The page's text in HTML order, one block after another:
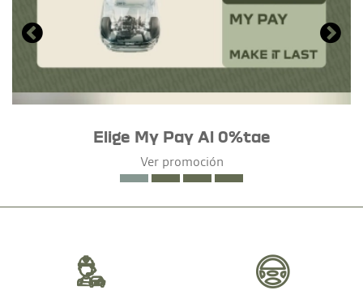
Elige My Pay Al 0%tae
Ver promoción